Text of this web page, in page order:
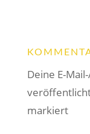
Deine E-
markiert